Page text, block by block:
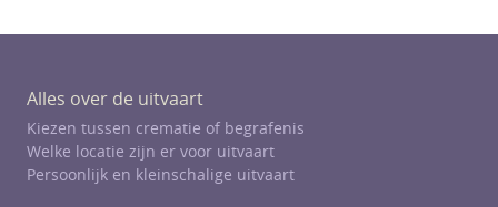
Alles over de uitvaart
Kiezen tussen crematie of begrafenis
Welke locatie zijn er voor uitvaart
Persoonlijk en kleinschalige uitvaart